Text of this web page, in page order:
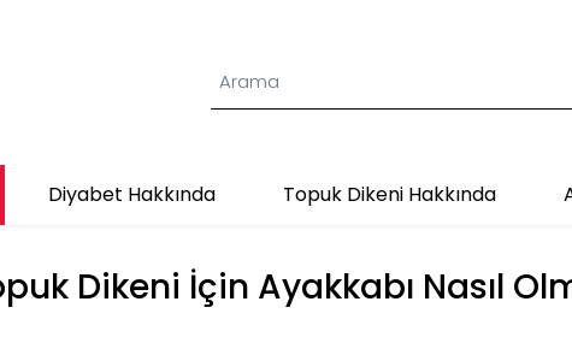
Diyabet Hakkında Topuk Dikeni Hakkında
Dikeni İçin Ayakkabı Nasıl